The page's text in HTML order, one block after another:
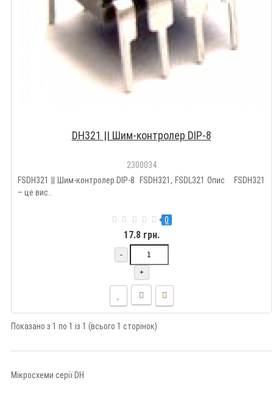
DH321 || Шим-контролер DIP-8
2300034
FSDH321 || Шим-контролер DIP-8 FSDH321, FSDL321 Опис FSDH321
– це вис..
0
17.8 грн.
-
+
Показано з 1 по 1 із 1 (всього 1 сторінок)
Мікросхеми серії DH